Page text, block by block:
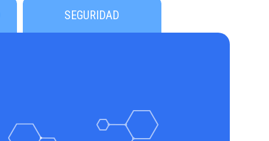
SEGURIDAD